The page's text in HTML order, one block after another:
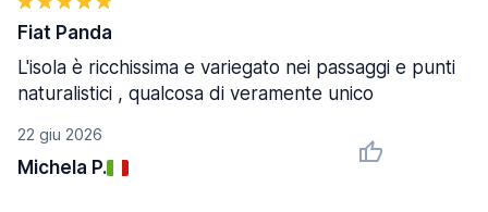
22 giu 2026
Michela P.
Fiat Panda
L'isola è ricchissima e variegato nei passaggi e punti
naturalistici , qualcosa di veramente unico